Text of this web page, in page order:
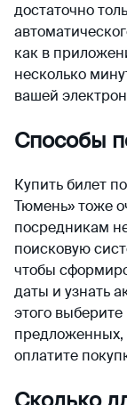
достаточно
как в
несколько
вашей
Способы
Купить билет
Тюмень» тоже
посредникам
поисковую
чтобы
даты и узнать
этого
предложенных,
оплатите